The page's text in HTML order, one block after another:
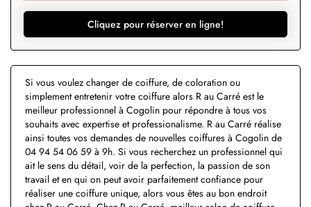
Cliquez pour réserver en ligne!
Si vous voulez changer de coiffure, de coloration ou
simplement entretenir votre coiffure alors R au Carré est le
meilleur professionnel à Cogolin pour répondre à tous vos
souhaits avec expertise et professionalisme. R au Carré réalise
ainsi toutes vos demandes de nouvelles coiffures à Cogolin de
04 94 54 06 59 à 9h. Si vous recherchez un professionnel qui
ait le sens du détail, voir de la perfection, la passion de son
travail et en qui on peut avoir parfaitement confiance pour
réaliser une coiffure unique, alors vous êtes au bon endroit